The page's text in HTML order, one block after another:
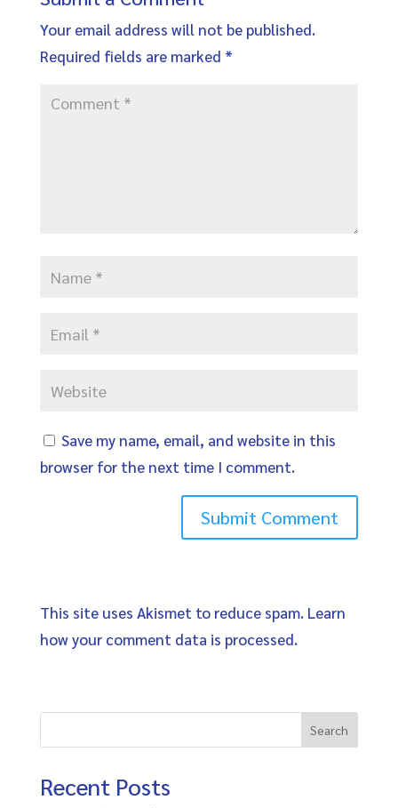
Your email address will not be published.
Required fields are marked *
Save my name, email, and website in this
browser for the next time I comment.
This site uses Akismet to reduce spam. Learn
how your comment data is processed.
Search
Recent Posts